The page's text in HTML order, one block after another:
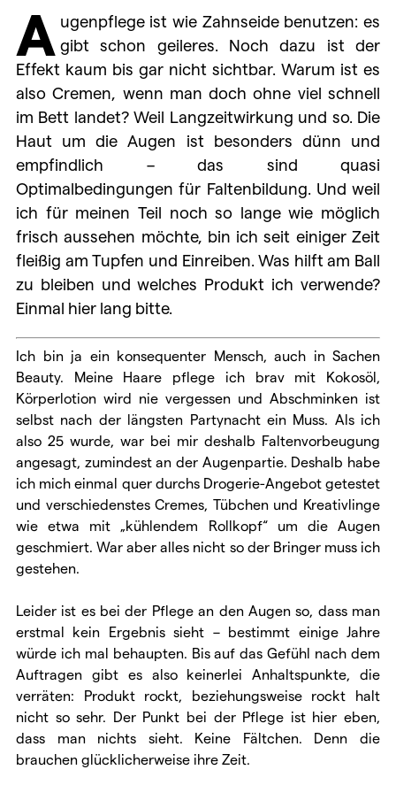
A ugenpflege ist wie Zahnseide benutzen: es
gibt schon geileres. Noch dazu ist der
Effekt kaum bis gar nicht sichtbar. Warum ist es
also Cremen, wenn man doch ohne viel schnell
im Bett landet? Weil Langzeitwirkung und so. Die
Haut um die Augen ist besonders dünn und
empfindlich – das sind quasi
Optimalbedingungen für Faltenbildung. Und weil
ich für meinen Teil noch so lange wie möglich
frisch aussehen möchte, bin ich seit einiger Zeit
fleißig am Tupfen und Einreiben. Was hilft am Ball
zu bleiben und welches Produkt ich verwende?
Einmal hier lang bitte.
Ich bin ja ein konsequenter Mensch, auch in Sachen
Beauty. Meine Haare pflege ich brav mit Kokosöl,
Körperlotion wird nie vergessen und Abschminken ist
selbst nach der längsten Partynacht ein Muss. Als ich
also 25 wurde, war bei mir deshalb Faltenvorbeugung
angesagt, zumindest an der Augenpartie. Deshalb habe
ich mich einmal quer durchs Drogerie-Angebot getestet
und verschiedenstes Cremes, Tübchen und Kreativlinge
wie etwa mit „kühlendem Rollkopf“ um die Augen
geschmiert. War aber alles nicht so der Bringer muss ich
gestehen.
Leider ist es bei der Pflege an den Augen so, dass man
erstmal kein Ergebnis sieht – bestimmt einige Jahre
würde ich mal behaupten. Bis auf das Gefühl nach dem
Auftragen gibt es also keinerlei Anhaltspunkte, die
verräten: Produkt rockt, beziehungsweise rockt halt
nicht so sehr. Der Punkt bei der Pflege ist hier eben,
dass man nichts sieht. Keine Fältchen. Denn die
brauchen glücklicherweise ihre Zeit.